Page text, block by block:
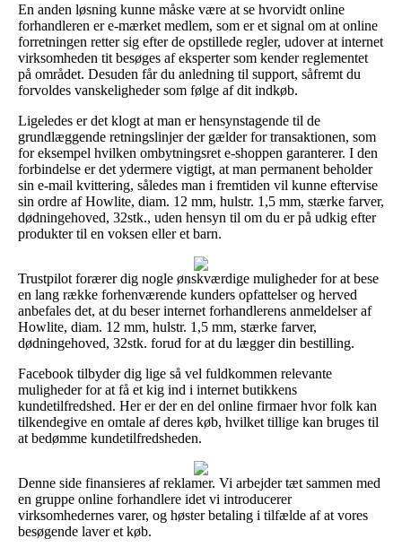
En anden løsning kunne måske være at se hvorvidt online
forhandleren er e-mærket medlem, som er et signal om at online
forretningen retter sig efter de opstillede regler, udover at internet
virksomheden tit besøges af eksperter som kender reglementet
på området. Desuden får du anledning til support, såfremt du
forvoldes vanskeligheder som følge af dit indkøb.
Ligeledes er det klogt at man er hensynstagende til de
grundlæggende retningslinjer der gælder for transaktionen, som
for eksempel hvilken ombytningsret e-shoppen garanterer. I den
forbindelse er det ydermere vigtigt, at man permanent beholder
sin e-mail kvittering, således man i fremtiden vil kunne eftervise
sin ordre af Howlite, diam. 12 mm, hulstr. 1,5 mm, stærke farver,
dødningehoved, 32stk., uden hensyn til om du er på udkig efter
produkter til en voksen eller et barn.
Trustpilot forærer dig nogle ønskværdige muligheder for at bese
en lang række forhenværende kunders opfattelser og herved
anbefales det, at du beser internet forhandlerens anmeldelser af
Howlite, diam. 12 mm, hulstr. 1,5 mm, stærke farver,
dødningehoved, 32stk. forud for at du lægger din bestilling.
Facebook tilbyder dig lige så vel fuldkommen relevante
muligheder for at få et kig ind i internet butikkens
kundetilfredshed. Her er der en del online firmaer hvor folk kan
tilkendegive en omtale af deres køb, hvilket tillige kan bruges til
at bedømme kundetilfredsheden.
Denne side finansieres af reklamer. Vi arbejder tæt sammen med
en gruppe online forhandlere idet vi introducerer
virksomhedernes varer, og høster betaling i tilfælde af at vores
besøgende laver et køb.